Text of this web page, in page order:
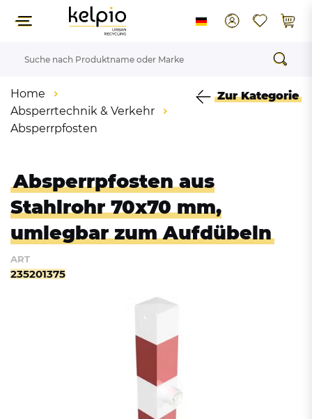
Home
Absperrtechnik & Verkehr
Absperrpfosten
Zur Kategorie
Absperrpfosten aus
Stahlrohr 70x70 mm,
umlegbar zum Aufdübeln
ART
235201375